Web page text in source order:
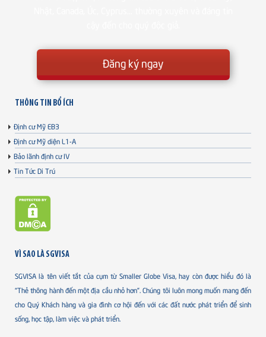
Đăng ký ngay
THÔNG TIN BỔ ÍCH
Định cư Mỹ EB3
Định cư Mỹ diện L1-A
Bảo lãnh định cư IV
Tin Tức Di Trú
VÌ SAO LÀ SGVISA
SGVISA là tên viết tắt của cụm từ Smaller Globe Visa, hay còn được hiểu đó là
“Thẻ thông hành đến một địa cầu nhỏ hơn”. Chúng tôi luôn mong muốn mang đến
cho Quý Khách hàng và gia đình cơ hội đến với các đất nước phát triển để sinh
sống, học tập, làm việc và phát triển.